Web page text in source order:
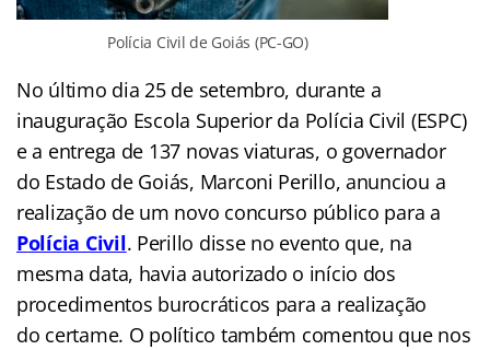
Polícia Civil de Goiás (PC-GO)
No último dia 25 de setembro, durante a
inauguração Escola Superior da Polícia Civil (ESPC)
e a entrega de 137 novas viaturas, o governador
do Estado de Goiás, Marconi Perillo, anunciou a
realização de um novo concurso público para a
Polícia Civil. Perillo disse no evento que, na
mesma data, havia autorizado o início dos
procedimentos burocráticos para a realização
do certame. O político também comentou que nos